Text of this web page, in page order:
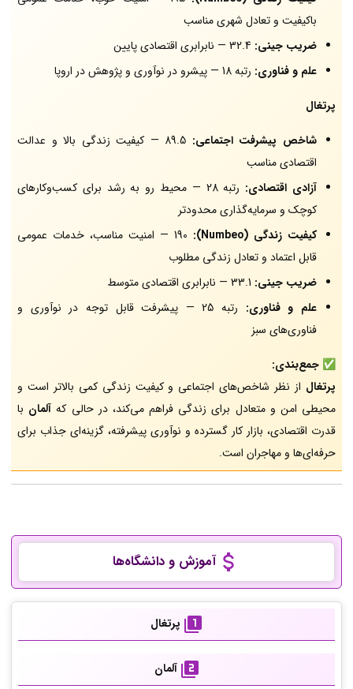
باکیفیت و تعادل شهری مناسب
ضریب جینی:
علم و فناوری: رتبه 18 — پیشرو در نوآوری و پژوهش در اروپا
پرتغال
شاخص پیشرفت اجتماعی:
89.5 — کیفیت زندگی بالا و عدالت
اقتصادی مناسب
آزادی اقتصادی:
رتبه 28 — محیط رو به رشد برای کسب‌وکارهای
کوچک و سرمایه‌گذاری محدودتر
کیفیت زندگی (Numbeo):
190 — امنیت مناسب، خدمات عمومی
قابل اعتماد و تعادل زندگی مطلوب
ضریب جینی:
علم و فناوری:
رتبه 25 — پیشرفت قابل توجه در نوآوری و
فناوری‌های سبز
✅ جمع‌بندی:
پرتغال از نظر شاخص‌های اجتماعی و کیفیت زندگی کمی بالاتر است و
محیطی امن و متعادل برای زندگی فراهم می‌کند، در حالی که آلمان با
قدرت اقتصادی، بازار کار گسترده و نوآوری پیشرفته، گزینه‌ای جذاب برای
حرفه‌ای‌ها و مهاجران است.
آموزش و دانشگاه‌ها
پرتغال
آلمان